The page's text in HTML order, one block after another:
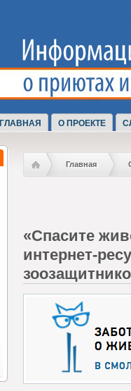
ГЛАВНАЯ О ПРОЕКТЕ
Главная
«Спасите
интернет-